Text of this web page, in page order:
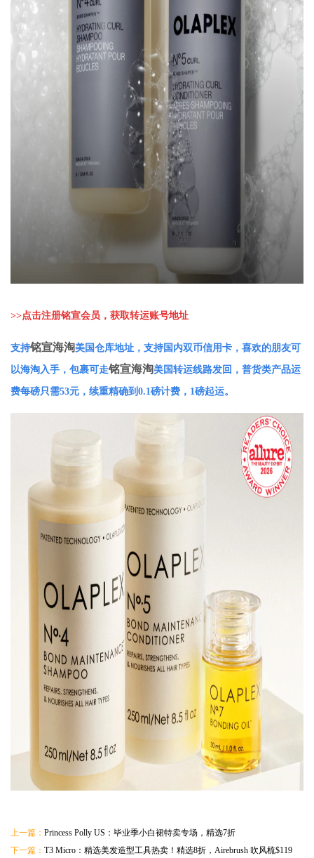
>>点击注册铭宣会员，获取转运账号地址
支持铭宣海淘美国仓库地址，支持国内双币信用卡，喜欢的朋友可
以海淘入手，包裹可走铭宣海淘美国转运线路发回，普货类产品运
费每磅只需53元，续重精确到0.1磅计费，1磅起运。
上一篇： Princess Polly US：毕业季小白裙特卖专场，精选7折
下一篇： T3 Micro：精选美发造型工具热卖！精选8折，Airebrush 吹风梳$119